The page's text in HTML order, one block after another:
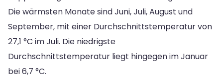
Die wärmsten Monate sind Juni, Juli, August und
September, mit einer Durchschnittstemperatur von
27,1 °C im Juli. Die niedrigste
Durchschnittstemperatur liegt hingegen im Januar
bei 6,7 °C.